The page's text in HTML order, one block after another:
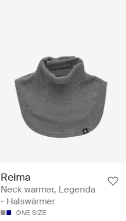
Reima
Neck warmer, Legenda
- Halswärmer
ONE SIZE